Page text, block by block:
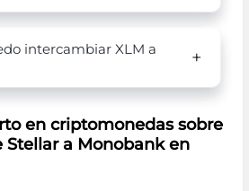
intercambiar XLM a
en criptomonedas sobre
a Monobank en